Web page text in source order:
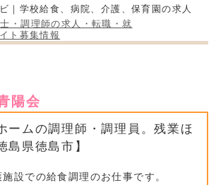
｜学校給食、病院、介護、保育園の求人
陽会
ームの調理師・調理員。残業ほ
島県徳島市】
設での給食調理のお仕事です。